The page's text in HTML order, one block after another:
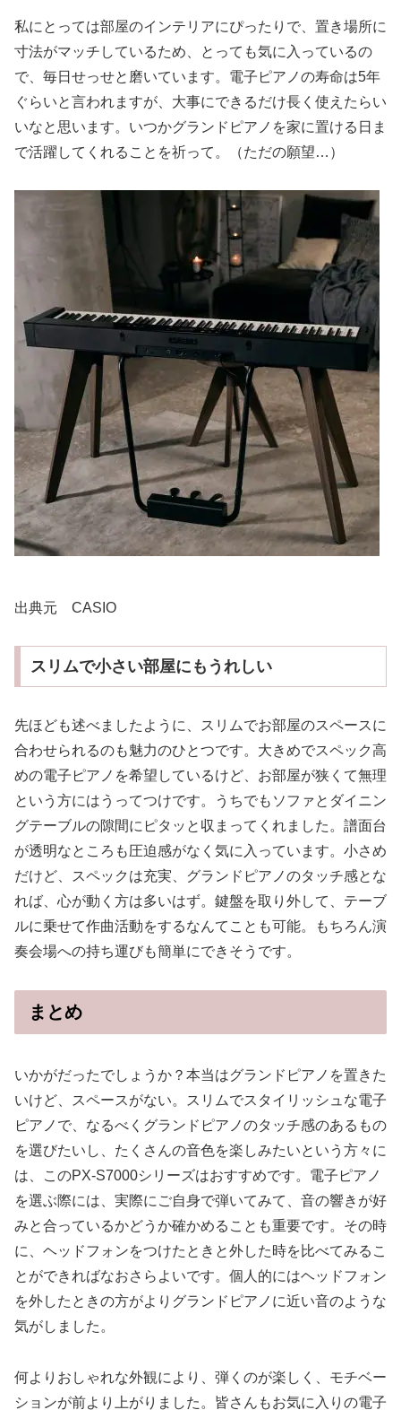
私にとっては部屋のインテリアにぴったりで、置き場所に
寸法がマッチしているため、とっても気に入っているの
で、毎日せっせと磨いています。電子ピアノの寿命は5年
ぐらいと言われますが、大事にできるだけ長く使えたらい
いなと思います。いつかグランドピアノを家に置ける日ま
で活躍してくれることを祈って。（ただの願望…）
出典元 CASIO
スリムで小さい部屋にもうれしい
先ほども述べましたように、スリムでお部屋のスペースに
合わせられるのも魅力のひとつです。大きめでスペック高
めの電子ピアノを希望しているけど、お部屋が狭くて無理
という方にはうってつけです。うちでもソファとダイニン
グテーブルの隙間にピタッと収まってくれました。譜面台
が透明なところも圧迫感がなく気に入っています。小さめ
だけど、スペックは充実、グランドピアノのタッチ感とな
れば、心が動く方は多いはず。鍵盤を取り外して、テーブ
ルに乗せて作曲活動をするなんてことも可能。もちろん演
奏会場への持ち運びも簡単にできそうです。
まとめ
いかがだったでしょうか？本当はグランドピアノを置きた
いけど、スペースがない。スリムでスタイリッシュな電子
ピアノで、なるべくグランドピアノのタッチ感のあるもの
を選びたいし、たくさんの音色を楽しみたいという方々に
は、このPX-S7000シリーズはおすすめです。電子ピアノ
を選ぶ際には、実際にご自身で弾いてみて、音の響きが好
みと合っているかどうか確かめることも重要です。その時
に、ヘッドフォンをつけたときと外した時を比べてみるこ
とができればなおさらよいです。個人的にはヘッドフォン
を外したときの方がよりグランドピアノに近い音のような
気がしました。
何よりおしゃれな外観により、弾くのが楽しく、モチベー
ションが前より上がりました。皆さんもお気に入りの電子